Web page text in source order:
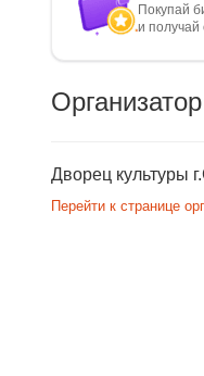
Покупай
и получай
Дворец культуры
Перейти к странице